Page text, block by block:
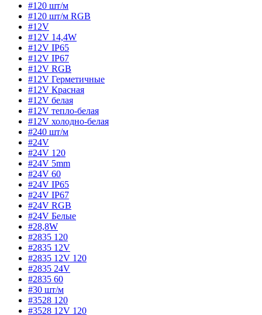
#120 шт/м
#120 шт/м RGB
#12V
#12V 14,4W
#12V IP65
#12V IP67
#12V RGB
#12V Герметичные
#12V Красная
#12V белая
#12V тепло-белая
#12V холодно-белая
#240 шт/м
#24V
#24V 120
#24V 5mm
#24V 60
#24V IP65
#24V IP67
#24V RGB
#24V Белые
#28,8W
#2835 120
#2835 12V
#2835 12V 120
#2835 24V
#2835 60
#30 шт/м
#3528 120
#3528 12V 120